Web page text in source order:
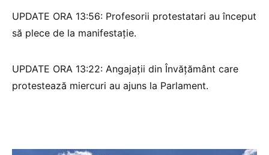
UPDATE ORA 13:56: Profesorii protestatari au început
să plece de la manifestație.
UPDATE ORA 13:22: Angajații din Învățământ care
protestează miercuri au ajuns la Parlament.